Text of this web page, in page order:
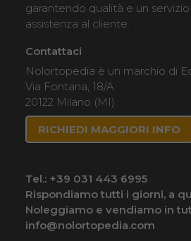
garantendo qualità e un
assistenza al cliente.
Contattaci
Nolortopedia è un marchio di
Via Fontana, 18/A
20122 Milano (MI)
RICHIEDI MAGGIORI INFO
Tel.: +39 031 443 6995
Rispondiamo tutti i giorni, a
Noleggiamo e vendiamo in
info@nolortopedia.com